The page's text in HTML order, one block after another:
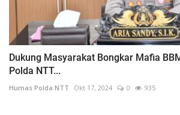
Dukung Masyarakat Bongkar Mafia
Polda NTT...
Humas Polda NTT Okt 17, 2024 0 935